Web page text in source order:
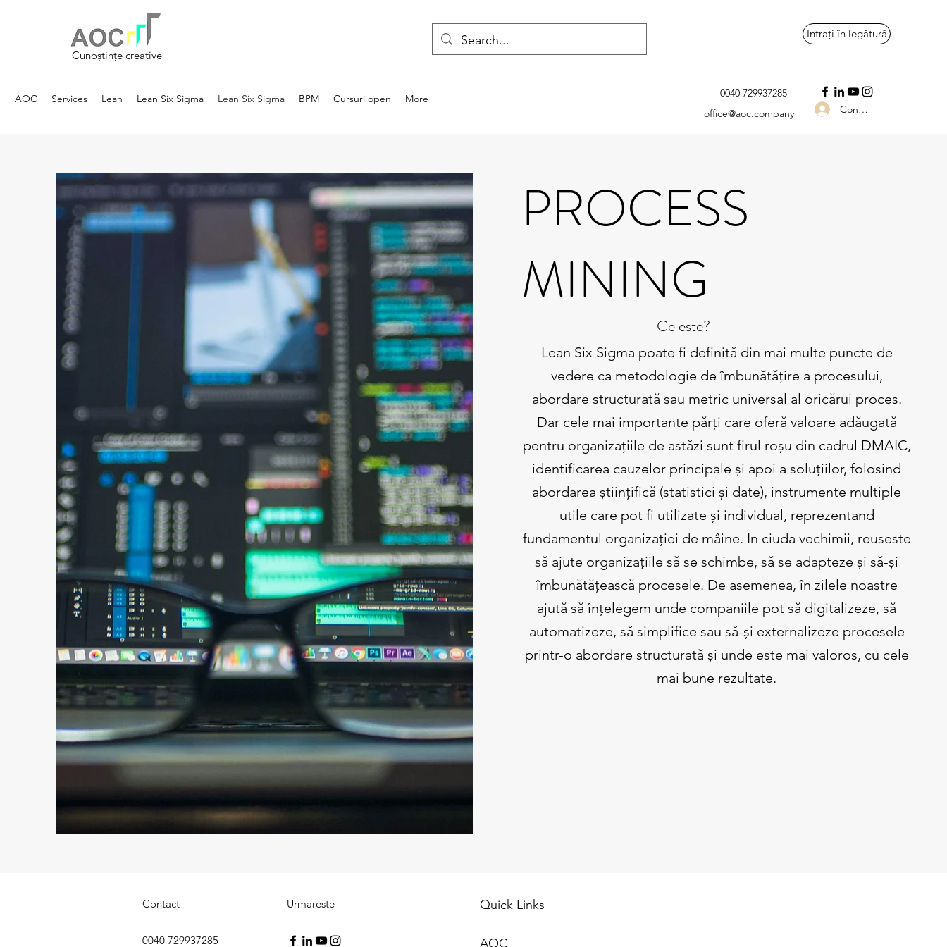
Cunoștințe creative
Intrați în legătură
AOC Services Lean Lean Six Sigma Lean Six Sigma BPM Cursuri open
More
office@aoc.company
0040 729937285
Conectează-te
PROCESS
MINING
Ce este?
Lean Six Sigma poate fi definită din mai multe puncte de
vedere ca metodologie de îmbunătățire a procesului,
abordare structurată sau metric universal al oricărui proces.
Dar cele mai importante părți care oferă valoare adăugată
pentru organizațiile de astăzi sunt firul roșu din cadrul DMAIC,
identificarea cauzelor principale și apoi a soluțiilor, folosind
abordarea științifică (statistici și date), instrumente multiple
utile care pot fi utilizate și individual, reprezentand
fundamentul organizației de mâine. In ciuda vechimii, reuseste
să ajute organizațiile să se schimbe, să se adapteze și să-și
îmbunătățească procesele. De asemenea, în zilele noastre
ajută să înțelegem unde companiile pot să digitalizeze, să
automatizeze, să simplifice sau să-și externalizeze procesele
printr-o abordare structurată și unde este mai valoros, cu cele
mai bune rezultate.
Contact
0040 729937285
Urmareste Quick Links
AOC